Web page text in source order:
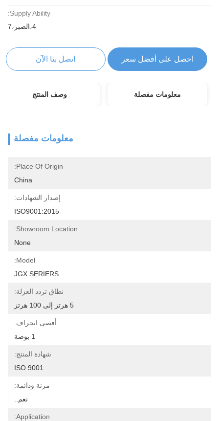
Supply Ability:
4،الصبر،7
احصل على أفضل سعر اتصل بنا الآن
معلومات مفصلة وصف المنتج
معلومات مفصلة
Place Of Origin:
China
إصدار الشهادات:
ISO9001:2015
Showroom Location:
None
Model:
JGX SERIERS
نطاق تردد العزلة:
5 هرتز إلى 100 هرتز
أقصى انحراف:
شهادة المنتج:
ISO 9001
مرنة ودائمة:
نعم..
Application: